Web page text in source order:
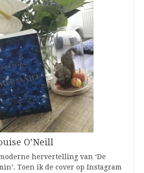
O’Neill
hervertelling van ‘De
Toen ik de cover op Instagram